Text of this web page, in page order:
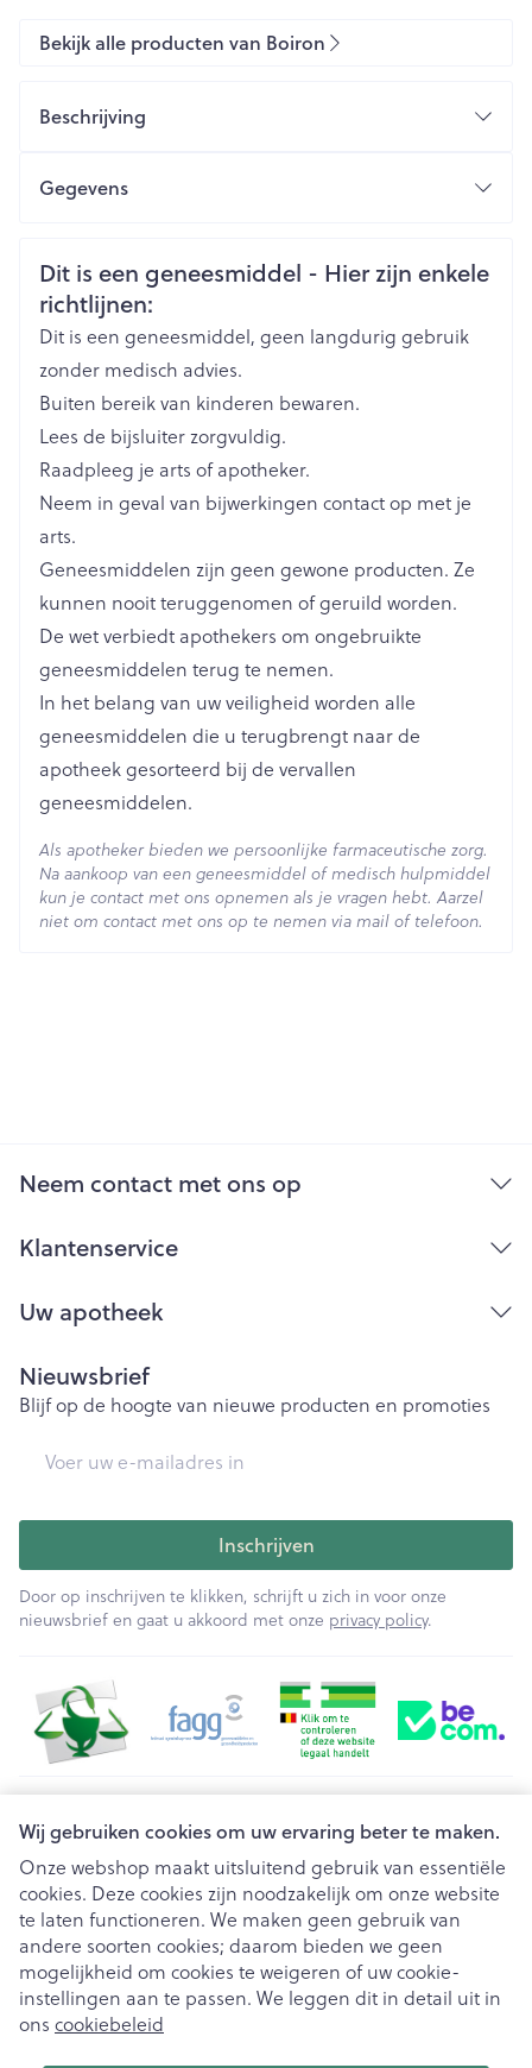
Wij gebruiken cookies om uw ervaring beter te maken.
Onze webshop maakt uitsluitend gebruik van essentiële
cookies. Deze cookies zijn noodzakelijk om onze website
te laten functioneren. We maken geen gebruik van
andere soorten cookies; daarom bieden we geen
mogelijkheid om cookies te weigeren of uw cookie-
instellingen aan te passen. We leggen dit in detail uit in
ons cookiebeleid
Bekijk alle producten van Boiron
Beschrijving
Gegevens
Organisaties
Merken Boiron
Breedte 17 mm
Lengte 64 mm
Diepte 15 mm
Hoeveelheid
Verpakking
4
Behoud Kamertemperatuur (15°C - 25°C)
Veiligheidsinformatie
Dit is een geneesmiddel - Hier zijn enkele
richtlijnen:
Dit is een geneesmiddel, geen langdurig gebruik
zonder medisch advies.
Buiten bereik van kinderen bewaren.
Lees de bijsluiter zorgvuldig.
Raadpleeg je arts of apotheker.
Neem in geval van bijwerkingen contact op met je
arts.
Geneesmiddelen zijn geen gewone producten. Ze
kunnen nooit teruggenomen of geruild worden.
De wet verbiedt apothekers om ongebruikte
geneesmiddelen terug te nemen.
In het belang van uw veiligheid worden alle
geneesmiddelen die u terugbrengt naar de
apotheek gesorteerd bij de vervallen
geneesmiddelen.
Als apotheker bieden we persoonlijke farmaceutische zorg.
Na aankoop van een geneesmiddel of medisch hulpmiddel
kun je contact met ons opnemen als je vragen hebt. Aarzel
niet om contact met ons op te nemen via mail of telefoon.
Neem contact met ons op
Klantenservice
Uw apotheek
Nieuwsbrief
Blijf op de hoogte van nieuwe producten en promoties
Inschrijven
Door op inschrijven te klikken, schrijft u zich in voor onze
nieuwsbrief en gaat u akkoord met onze privacy policy.
Juridische links